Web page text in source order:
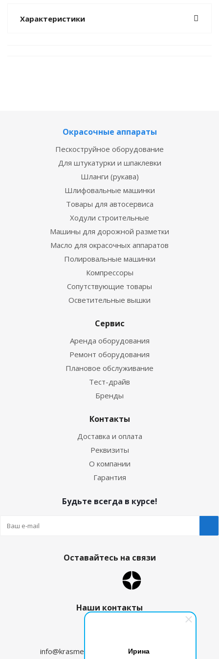
Ирина
Характеристики
Окрасочные аппараты
Пескоструйное оборудование
Для штукатурки и шпаклевки
Шланги (рукава)
Шлифовальные машинки
Товары для автосервиса
Ходули строительные
Машины для дорожной разметки
Масло для окрасочных аппаратов
Полировальные машинки
Компрессоры
Сопутствующие товары
Осветительные вышки
Сервис
Аренда оборудования
Ремонт оборудования
Плановое обслуживание
Тест-драйв
Бренды
Контакты
Доставка и оплата
Реквизиты
О компании
Гарантия
Будьте всегда в курсе!
Оставайтесь на связи
Наши контакты
info@krasmehanika.ru zakaz@krasmehanika.ru